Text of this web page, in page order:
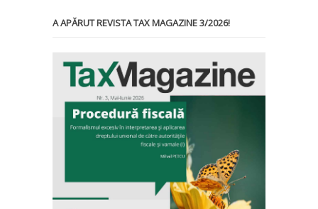
A APĂRUT REVISTA TAX MAGAZINE 3/2026!